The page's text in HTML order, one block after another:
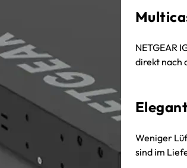
NETGEAR
direkt nach
Weniger
sind im